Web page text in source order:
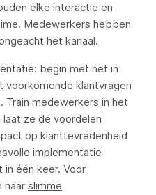
elke interactie en
Medewerkers hebben
het kanaal.
begin met het in
voorkomende klantvragen
medewerkers in het
ze de voordelen
op klanttevredenheid
implementatie
één keer. Voor
naar slimme